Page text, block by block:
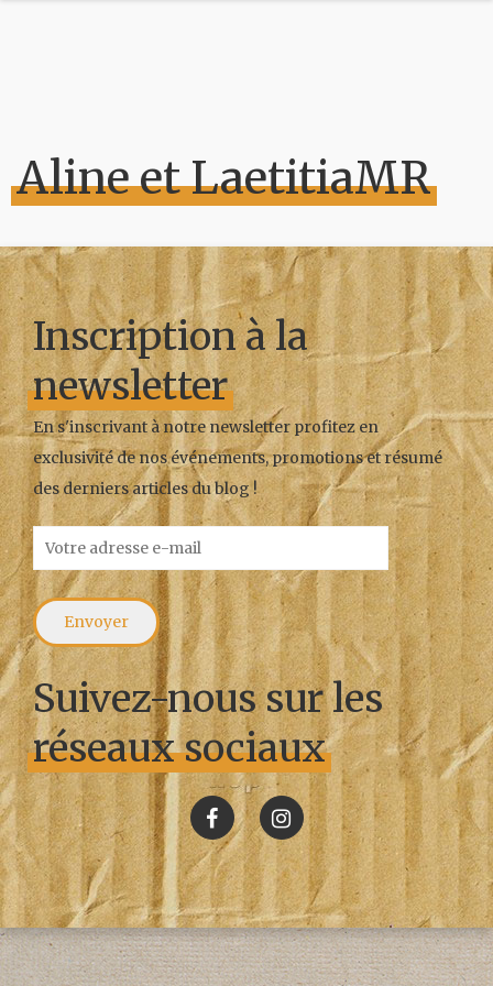
Aline et LaetitiaMR
Inscription à la
newsletter
En s'inscrivant à notre newsletter profitez en
exclusivité de nos événements, promotions et résumé
des derniers articles du blog !
Suivez-nous sur les
réseaux sociaux